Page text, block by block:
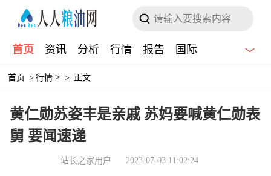
首页 资讯 分析 行情 报告 国际
首页 > 行情 > > 正文
黄仁勋苏姿丰是亲戚 苏妈要喊黄仁勋表
舅 要闻速递
站长之家用户 2023-07-03 11:02:24